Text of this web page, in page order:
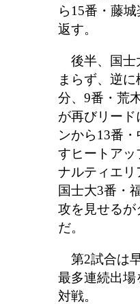
ら15番・藤
返す。
後半、国士
まらず、逆
分、9番・荒
が再びリー
ンから13番
すヒートアッ
ナルティエリ
国士大3番・
攻を見せるが
だ。
第2試合は
最多連続出場
対戦。